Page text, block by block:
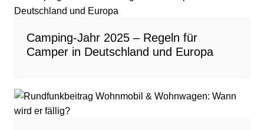
Camping-Jahr 2025 – Regeln für
Camper in Deutschland und Europa